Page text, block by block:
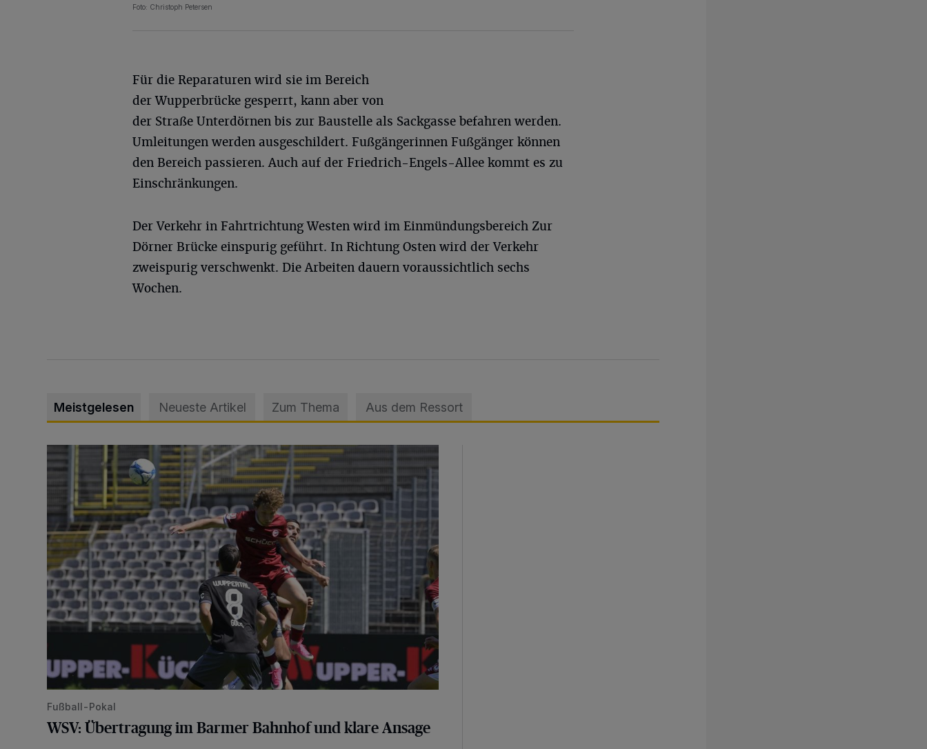
Foto: Christoph Petersen
Für die Reparaturen wird sie im Bereich
der Wupperbrücke gesperrt, kann aber von
der Straße Unterdörnen bis zur Baustelle als Sackgasse befahren werden.
Umleitungen werden ausgeschildert. Fußgängerinnen Fußgänger können
den Bereich passieren. Auch auf der Friedrich-Engels-Allee kommt es zu
Einschränkungen.
Der Verkehr in Fahrtrichtung Westen wird im Einmündungsbereich Zur
Dörner Brücke einspurig geführt. In Richtung Osten wird der Verkehr
zweispurig verschwenkt. Die Arbeiten dauern voraussichtlich sechs
Wochen.
Meistgelesen Neueste Artikel Zum Thema Aus dem Ressort
WSV: Übertragung im Barmer Bahnhof und klare Ansage
Fußball-Pokal
WSV: Übertragung im Barmer Bahnhof und klare Ansage